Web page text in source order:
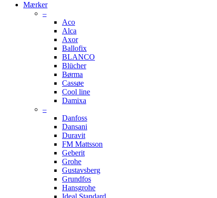
Mærker
–
Aco
Alca
Axor
Ballofix
BLANCO
Blücher
Børma
Cassøe
Cool line
Damixa
–
Danfoss
Dansani
Duravit
FM Mattsson
Geberit
Grohe
Gustavsberg
Grundfos
Hansgrohe
Ideal Standard